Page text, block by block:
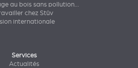
au bois sans pollution...
chez Stûv
internationale
Services
Actualités